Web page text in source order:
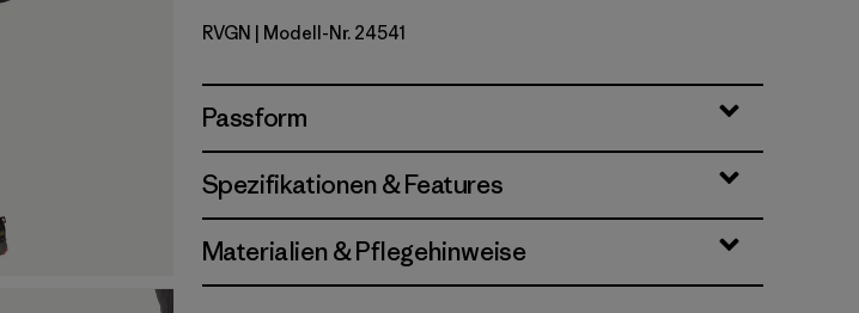
River Rock Green
RVGN | Modell-Nr. 24541
Passform
Spezifikationen & Features
Materialien & Pflegehinweise